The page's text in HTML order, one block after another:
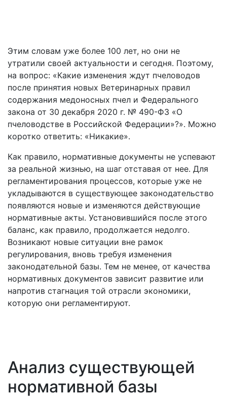
Этим словам уже более 100 лет, но они не
утратили своей актуальности и сегодня. Поэтому,
на вопрос: «Какие изменения ждут пчеловодов
после принятия новых Ветеринарных правил
содержания медоносных пчел и Федерального
закона от 30 декабря 2020 г. № 490-ФЗ «О
пчеловодстве в Российской Федерации»?». Можно
коротко ответить: «Никакие».
Как правило, нормативные документы не успевают
за реальной жизнью, на шаг отставая от нее. Для
регламентирования процессов, которые уже не
укладываются в существующее законодательство
появляются новые и изменяются действующие
нормативные акты. Установившийся после этого
баланс, как правило, продолжается недолго.
Возникают новые ситуации вне рамок
регулирования, вновь требуя изменения
законодательной базы. Тем не менее, от качества
нормативных документов зависит развитие или
напротив стагнация той отрасли экономики,
которую они регламентируют.
Анализ существующей
нормативной базы